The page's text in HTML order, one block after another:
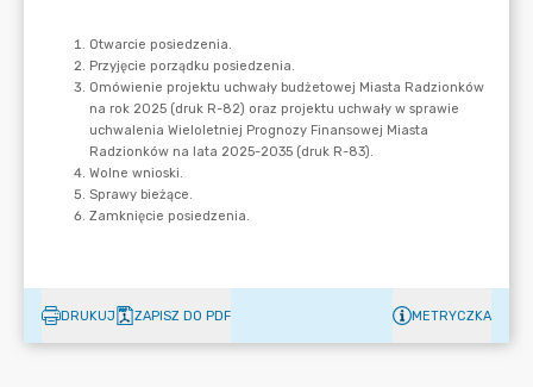
DRUKUJ ZAPISZ DO PDF METRYCZKA